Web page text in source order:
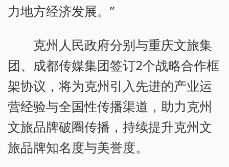
力地方经济发展。”
克州人民政府分别与重庆文旅集
团、成都传媒集团签订2个战略合作框
架协议，将为克州引入先进的产业运
营经验与全国性传播渠道，助力克州
文旅品牌破圈传播，持续提升克州文
旅品牌知名度与美誉度。